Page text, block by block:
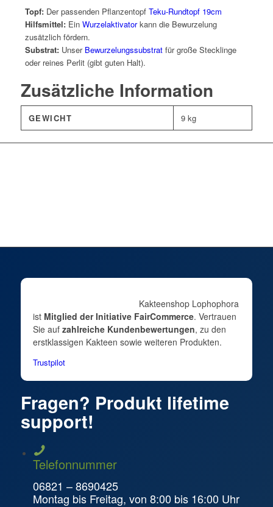
Topf:Der passenden Pflanzentopf Teku-Rundtopf 19cm
Hilfsmittel:Ein Wurzelaktivatorkann die Bewurzelung
zusätzlich fördern.
Substrat:Unser Bewurzelungssubstratfür große Stecklinge
oder reines Perlit (gibt guten Halt).
Zusätzliche Information
GEWICHT 9 kg
Kakteenshop Lophophora
ist Mitglied der Initiative FairCommerce. Vertrauen
Sie auf zahlreiche Kundenbewertungen, zu den
erstklassigen Kakteen sowie weiteren Produkten.
Trustpilot
Fragen? Produkt lifetime
support!
Telefonnummer
06821 – 8690425
Montag bis Freitag, von 8:00 bis 16:00 Uhr